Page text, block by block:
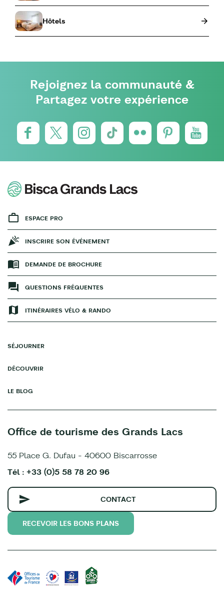
Hôtels
Rejoignez la communauté &
Partagez votre expérience
ESPACE PRO
INSCRIRE SON ÉVÉNEMENT
DEMANDE DE BROCHURE
QUESTIONS FRÉQUENTES
ITINÉRAIRES VÉLO & RANDO
SÉJOURNER
DÉCOUVRIR
LE BLOG
Office de tourisme des Grands Lacs
55 Place G. Dufau - 40600 Biscarrosse
Tél : +33 (0)5 58 78 20 96
CONTACT
RECEVOIR LES BONS PLANS